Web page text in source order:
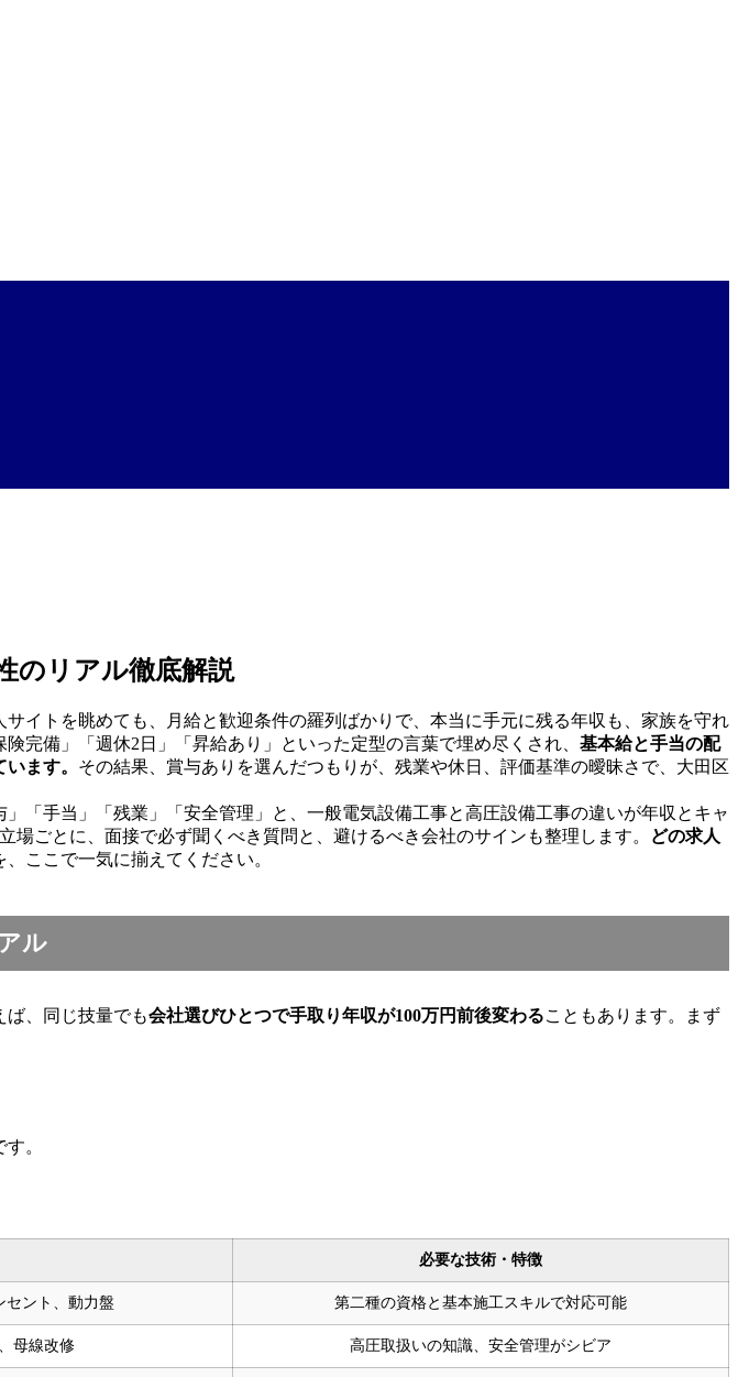
のリアル徹底解説
イトを眺めても、月給と歓迎条件の羅列ばかりで、本当に手元に残る年収も、家族を守れ
完備」「週休2日」「昇給あり」といった定型の言葉で埋め尽くされ、 基本給と手当の配
ます。 その結果、賞与ありを選んだつもりが、残業や休日、評価基準の曖昧さで、大田区
「手当」「残業」「安全管理」と、一般電気設備工事と高圧設備工事の違いが年収とキャ
ごとに、面接で必ず聞くべき質問と、避けるべき会社のサインも整理します。
どの求人
ここで一気に揃えてください。
ル
、同じ技量でも会社選びひとつで手取り年収が100万円前後変わることもあります。まず
。
必要な技術・特徴
セント、動力盤 第二種の資格と基本施工スキルで対応可能
母線改修 高圧取扱いの知識、安全管理がシビア